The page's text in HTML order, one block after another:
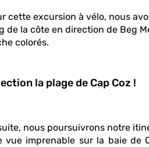
cette excursion à vélo, nous
de la côte en direction de Beg
colorés.
la plage de Cap Coz !
nous poursuivrons notre
vue imprenable sur la baie de